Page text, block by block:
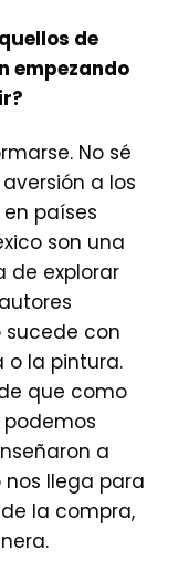
de
empezando
No sé
a los
países
son una
de explorar
sucede con
o la pintura.
que como
a
nos llega para
la compra,